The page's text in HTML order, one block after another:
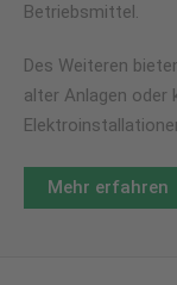
Betriebsmittel.
Des Weiteren
alter Anlagen oder
Mehr erfahren